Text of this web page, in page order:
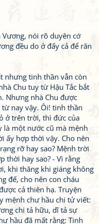
Vương, nói rõ duyên cớ
đều do ở đấy cả để răn
nhưng tinh thần vẫn còn
Chu tuy từ Hậu Tắc bắt
Nhưng nhà Chu được
nay vậy. Ôi! tinh thần
ở trên trời, thì đức của
là một nước cũ mà mệnh
ấy hợp thời vậy. Cho nên
rỡ hay sao? Mệnh trời
thời hay sao? - Vì rằng
khi thăng khi giáng không
đế, cho nên con cháu
cả thiên hạ. Truyện
mệnh chư hầu chi tử viết:
chi tả hữu, dĩ tả sự
hầu đã mất rằng: Tinh